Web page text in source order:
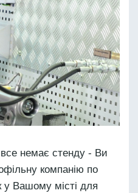
немає стенду - Ви
компанію по
у Вашому місті для